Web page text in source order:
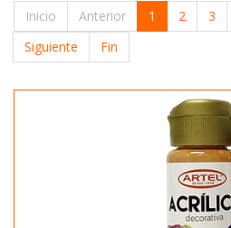
Inicio Anterior 1 2 3
Siguiente
Fin